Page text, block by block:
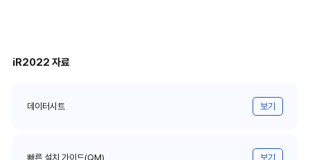
iR2022 자료
데이터시트 보기
빠른 설치 가이드(QM) 보기